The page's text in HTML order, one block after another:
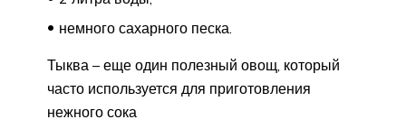
немного сахарного песка.
Тыква – еще один полезный овощ, который
часто используется для приготовления
нежного сока